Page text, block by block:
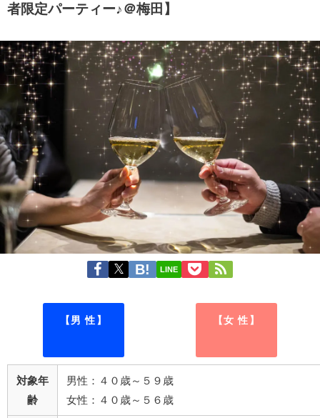
者限定パーティー♪＠梅田】
LINE
【男 性】 【女 性】
対象年
齢
男性：４０歳～５９歳
女性：４０歳～５６歳